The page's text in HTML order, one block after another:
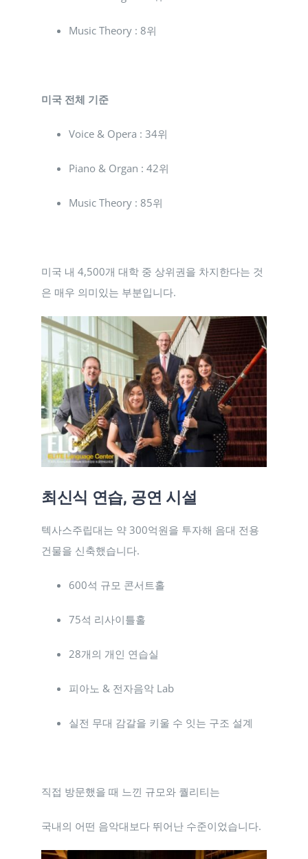
Music Theory : 8위
미국 전체 기준
Voice & Opera : 34위
Piano & Organ : 42위
Music Theory : 85위
미국 내 4,500개 대학 중 상위권을 차지한다는 것
은 매우 의미있는 부분입니다.
최신식 연습, 공연 시설
텍사스주립대는 약 300억원을 투자해 음대 전용
건물을 신축했습니다.
600석 규모 콘서트홀
75석 리사이틀홀
28개의 개인 연습실
피아노 & 전자음악 Lab
실전 무대 감갈을 키울 수 잇는 구조 설계
직접 방문했을 때 느낀 규모와 퀄리티는
국내의 어떤 음악대보다 뛰어난 수준이었습니다.